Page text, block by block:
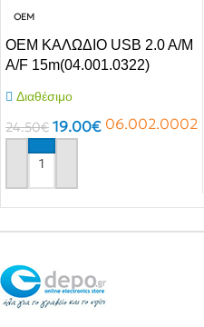
OEM
OEM ΚΑΛΩΔΙΟ USB 2.0 A/M
A/F 15m(04.001.0322)
Διαθέσιμο
24.50€ 19.00€ 06.002.0002
Αγόρασε το